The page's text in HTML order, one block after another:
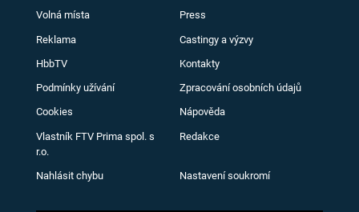
Volná místa Press
Reklama Castingy a výzvy
HbbTV Kontakty
Podmínky užívání Zpracování osobních údajů
Cookies Nápověda
Vlastník FTV Prima spol. s
r.o.
Redakce
Nahlásit chybu Nastavení soukromí